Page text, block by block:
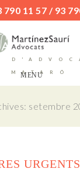
790 11 57 / 93
45
MATARÓ
MENU
setembre